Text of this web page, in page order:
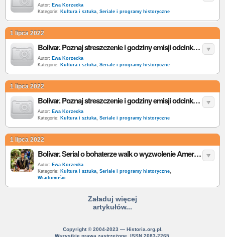
Autor: Ewa Korzecka
Kategorie: Kultura i sztuka, Seriale i programy historyczne
1 lipca 2022
Bolivar. Poznaj streszczenie i godziny emisji odcinków 21-30 historycznego serialu w TVP
Autor: Ewa Korzecka
Kategorie: Kultura i sztuka, Seriale i programy historyczne
1 lipca 2022
Bolivar. Poznaj streszczenie i godziny emisji odcinków 11-20 historycznego serialu w TVP
Autor: Ewa Korzecka
Kategorie: Kultura i sztuka, Seriale i programy historyczne
1 lipca 2022
Bolivar. Serial o bohaterze walk o wyzwolenie Ameryki Południowej spod władzy Hiszpanii w TVP
Autor: Ewa Korzecka
Kategorie: Kultura i sztuka, Seriale i programy historyczne,
Wiadomości
Załaduj więcej
artykułów...
Copyright © 2004-2023 — Historia.org.pl.
Wszystkie prawa zastrzeżone. ISSN 2083-2265.